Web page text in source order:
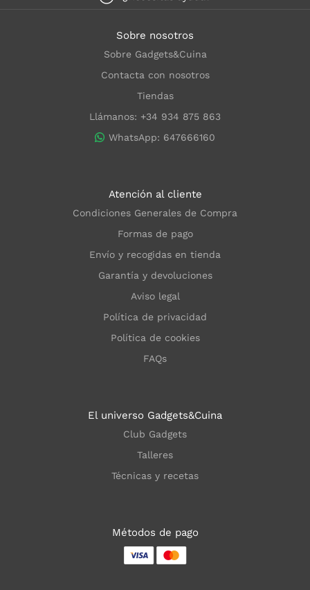
Sobre nosotros
Sobre Gadgets&Cuina
Contacta con nosotros
Tiendas
Llámanos: +34 934 875 863
WhatsApp: 647666160
Atención al cliente
Condiciones Generales de Compra
Formas de pago
Envío y recogidas en tienda
Garantía y devoluciones
Aviso legal
Política de privacidad
Política de cookies
FAQs
El universo Gadgets&Cuina
Club Gadgets
Talleres
Técnicas y recetas
Métodos de pago